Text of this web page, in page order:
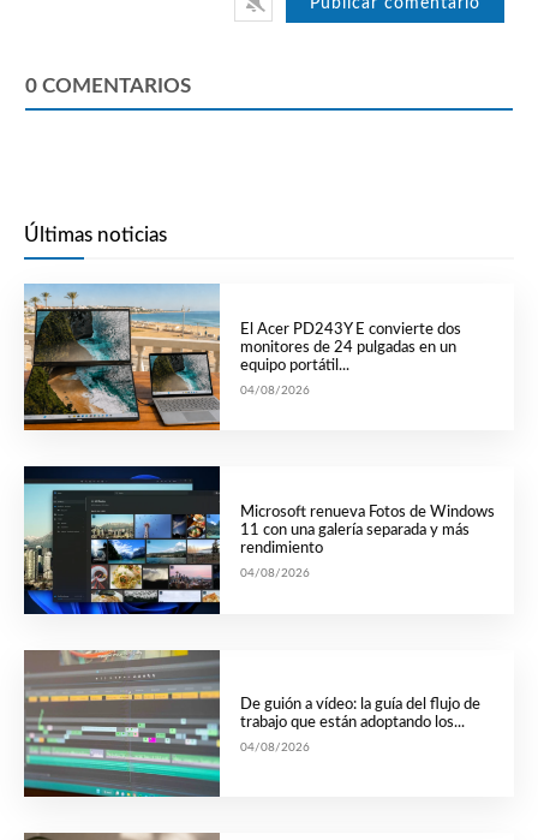
0 COMENTARIOS
Últimas noticias
El Acer PD243Y E convierte dos
monitores de 24 pulgadas en un
equipo portátil...
04/08/2026
Microsoft renueva Fotos de Windows
11 con una galería separada y más
rendimiento
04/08/2026
De guión a vídeo: la guía del flujo de
trabajo que están adoptando los...
04/08/2026